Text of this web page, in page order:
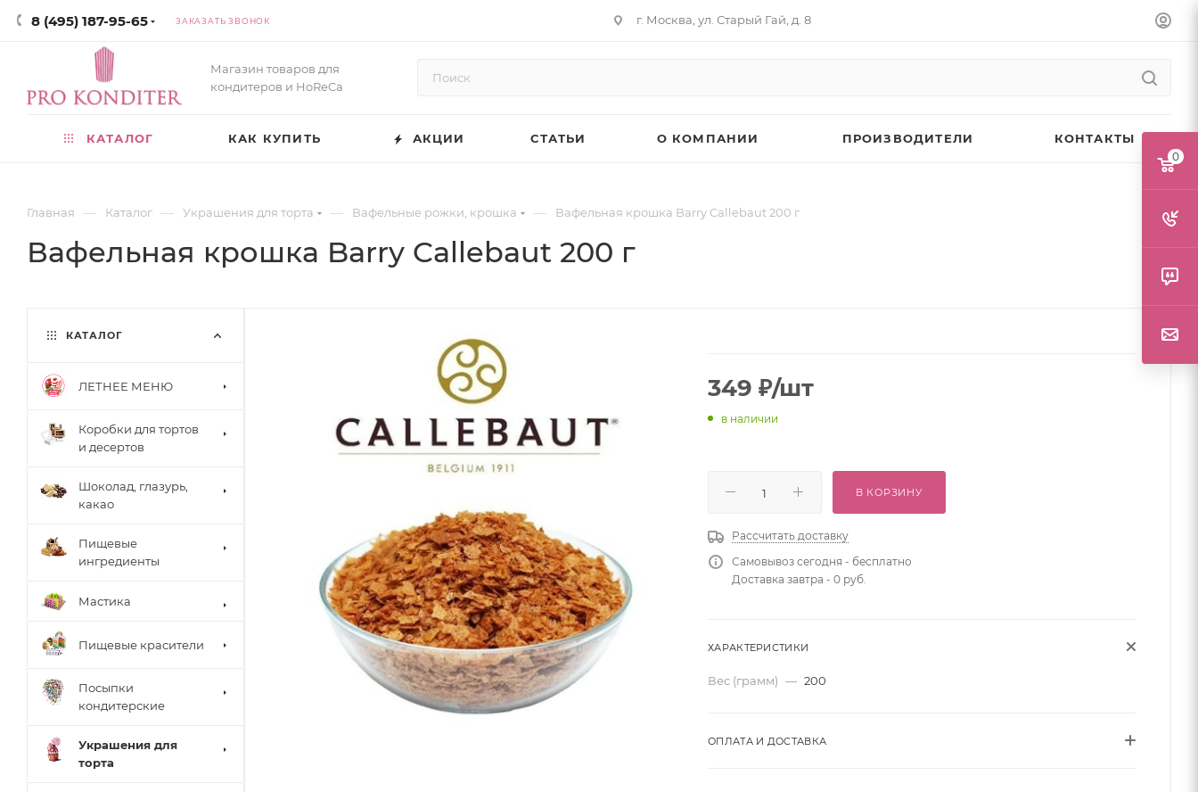
8 (495) 187-95-65 ЗАКАЗАТЬ ЗВОНОК г. Москва, ул. Старый Гай, д. 8
Магазин товаров для
кондитеров и HoReCa
КАТАЛОГ КАК КУПИТЬ АКЦИИ СТАТЬИ О КОМПАНИИ ПРОИЗВОДИТЕЛИ КОНТАКТЫ
Главная — Каталог — Украшения для торта — Вафельные рожки, крошка — Вафельная крошка Barry Callebaut 200 г
Вафельная крошка Barry Callebaut 200 г
349 ₽/шт
в наличии
В КОРЗИНУ
Рассчитать доставку
Самовывоз сегодня - бесплатно
Доставка завтра - 0 руб.
ХАРАКТЕРИСТИКИ
Вес (грамм) — 200
ОПЛАТА И ДОСТАВКА
КАТАЛОГ
ЛЕТНЕЕ МЕНЮ
Коробки для тортов
и десертов
Шоколад, глазурь,
какао
Пищевые
ингредиенты
Мастика
Пищевые красители
Посыпки
кондитерские
Украшения для
торта
0